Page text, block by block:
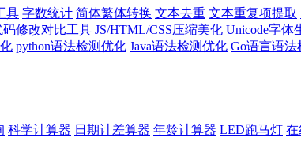
具 字数统计 简体繁体转换 文本去重 文本重复项提取
码修改对比工具 JS/HTML/CSS压缩美化 Unicode字体
python语法检测优化 Java语法检测优化 Go语言语法
科学计算器 日期计差算器 年龄计算器 LED跑马灯 在